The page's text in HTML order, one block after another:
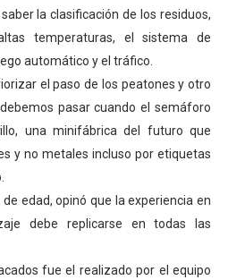
la clasificación de los residuos,
temperaturas, el sistema de
automático y el tráfico.
el paso de los peatones y otro
pasar cuando el semáforo
una minifábrica del futuro que
y no metales incluso por etiquetas
edad, opinó que la experiencia en
debe replicarse en todas las
fue el realizado por el equipo